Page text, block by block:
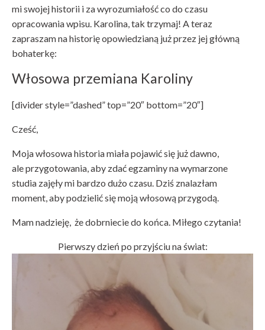
mi swojej historii i za wyrozumiałość co do czasu
opracowania wpisu. Karolina, tak trzymaj! A teraz
zapraszam na historię opowiedzianą już przez jej główną
bohaterkę:
Włosowa przemiana Karoliny
[divider style=”dashed” top=”20″ bottom=”20″]
Cześć,
Moja włosowa historia miała pojawić się już dawno,
ale przygotowania, aby zdać egzaminy na wymarzone
studia zajęły mi bardzo dużo czasu. Dziś znalazłam
moment, aby podzielić się moją włosową przygodą.
Mam nadzieję, że dobrniecie do końca. Miłego czytania!
Pierwszy dzień po przyjściu na świat: